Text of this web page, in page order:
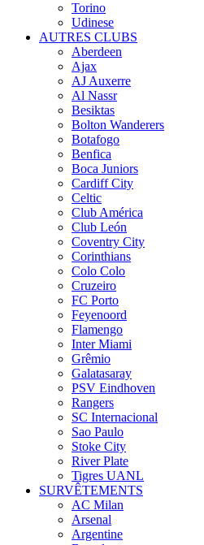
Torino
Udinese
AUTRES CLUBS
Aberdeen
Ajax
AJ Auxerre
Al Nassr
Besiktas
Bolton Wanderers
Botafogo
Benfica
Boca Juniors
Cardiff City
Celtic
Club América
Club León
Coventry City
Corinthians
Colo Colo
Cruzeiro
FC Porto
Feyenoord
Flamengo
Inter Miami
Grêmio
Galatasaray
PSV Eindhoven
Rangers
SC Internacional
Sao Paulo
Stoke City
River Plate
Tigres UANL
SURVÊTEMENTS
AC Milan
Arsenal
Argentine